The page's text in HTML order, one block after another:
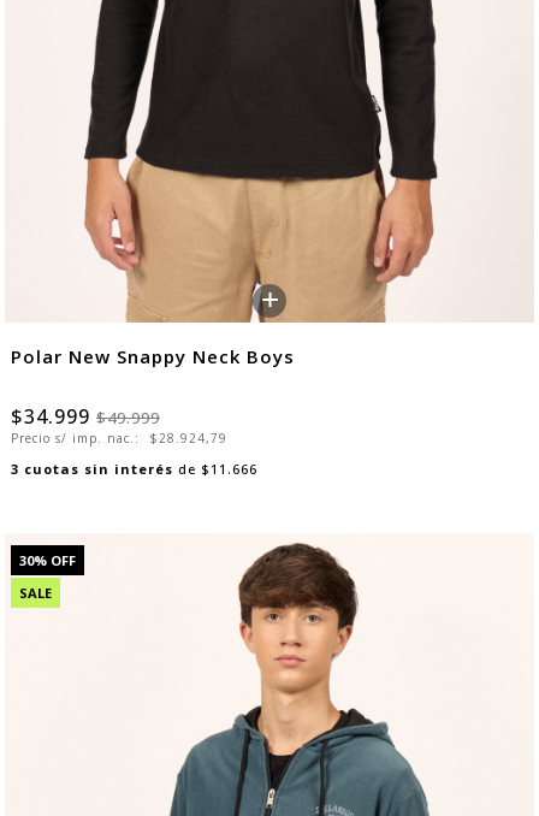
+
Polar New Snappy Neck Boys
$34.999 $49.999
Precio s/ imp. nac.: $28.924,79
3 cuotas sin interés de $11.666
30% OFF
SALE